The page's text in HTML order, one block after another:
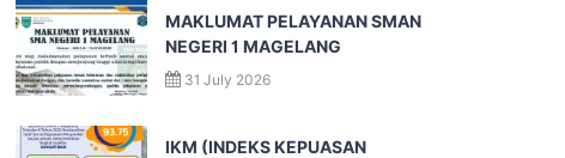
MAKLUMAT PELAYANAN SMAN
NEGERI 1 MAGELANG
31 July 2026
IKM (INDEKS KEPUASAN